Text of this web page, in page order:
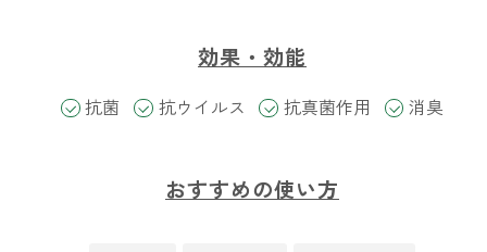
forキッチン
掃除用
効果・効能
抗菌 抗ウイルス 抗真菌作用 消臭
おすすめの使い方